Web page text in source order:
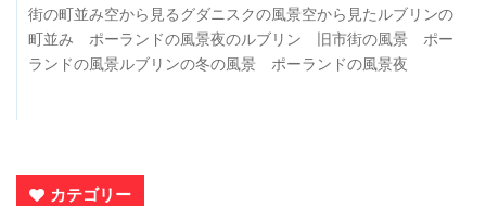
街の町並み空から見るグダニスクの風景空から見たルブリンの
町並み ポーランドの風景夜のルブリン 旧市街の風景 ポー
ランドの風景ルブリンの冬の風景 ポーランドの風景夜
カテゴリー